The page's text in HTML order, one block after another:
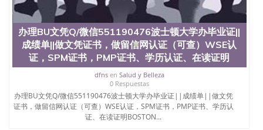
办理BU文凭Q/微信551190476波士顿大学办毕业证||
成绩单||做文凭证书，做留信网认证（可查）WSE认
证，SPM证书，PMP证书、学历认证、在读证明
dfnsen Salud y Belleza
0 Respuestas
办理BU文凭Q/微信551190476波士顿大学办毕业证||成绩单||做文凭
证书，做留信网认证（可查）WSE认证，SPM证书，PMP证书、学历认
证、在读证明BOSTON...